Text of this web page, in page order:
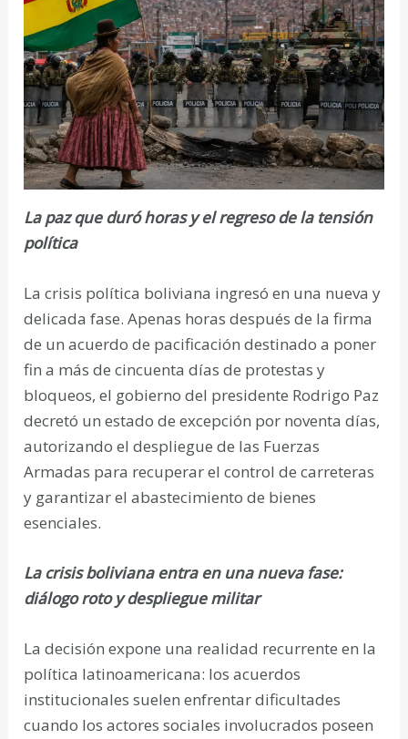
La paz que duró horas y el regreso de la tensión
política
La crisis política boliviana ingresó en una nueva y
delicada fase. Apenas horas después de la firma
de un acuerdo de pacificación destinado a poner
fin a más de cincuenta días de protestas y
bloqueos, el gobierno del presidente Rodrigo Paz
decretó un estado de excepción por noventa días,
autorizando el despliegue de las Fuerzas
Armadas para recuperar el control de carreteras
y garantizar el abastecimiento de bienes
esenciales.
La crisis boliviana entra en una nueva fase:
diálogo roto y despliegue militar
La decisión expone una realidad recurrente en la
política latinoamericana: los acuerdos
institucionales suelen enfrentar dificultades
cuando los actores sociales involucrados poseen